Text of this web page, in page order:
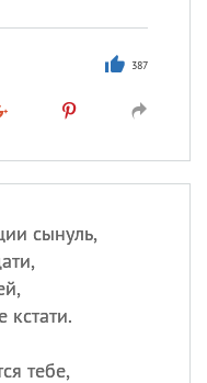
387
сынуль,
тебе,
значениеи